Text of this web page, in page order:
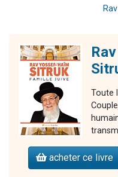
Toute
acheter ce livre